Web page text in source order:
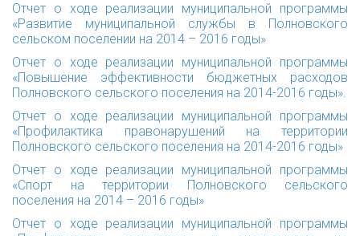
Отчет о ходе реализации муниципальной программы
«Развитие муниципальной службы в Полновского
сельском поселении на 2014 – 2016 годы»
Отчет о ходе реализации муниципальной программы
«Повышение эффективности бюджетных расходов
Полновского сельского поселения на 2014-2016 годы».
Отчет о ходе реализации муниципальной программы
«Профилактика правонарушений на территории
Полновского сельского поселения на 2014-2016 годы»
Отчет о ходе реализации муниципальной программы
«Спорт на территории Полновского сельского
поселения на 2014 – 2016 годы»
Отчет о ходе реализации муниципальной программы